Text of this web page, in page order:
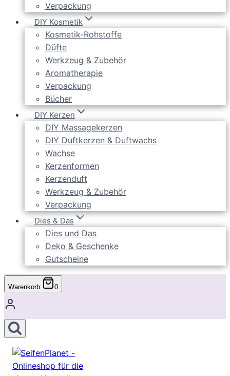
Verpackung
DIY Kosmetik
Kosmetik-Rohstoffe
Düfte
Werkzeug & Zubehör
Aromatherapie
Verpackung
Bücher
DIY Kerzen
DIY Massagekerzen
DIY Duftkerzen & Duftwachs
Wachse
Kerzenformen
Kerzenduft
Werkzeug & Zubehör
Verpackung
Dies & Das
Dies und Das
Deko & Geschenke
Gutscheine
Warenkorb 0